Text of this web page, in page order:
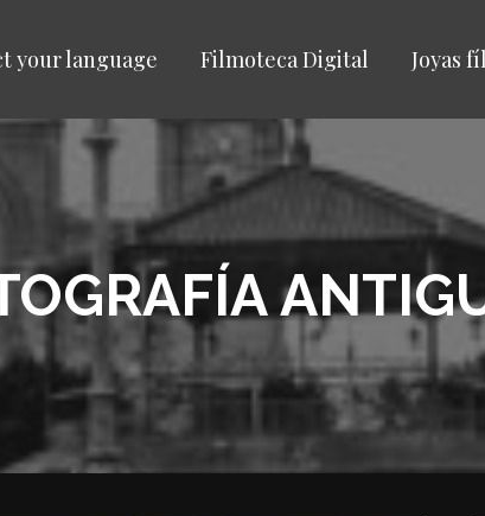
your language Filmoteca Digital Joyas